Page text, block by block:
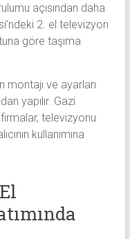
açısından daha
2. el televizyon
göre taşıma
montajı ve ayarları
yapılır. Gazi
televizyonu
kullanımına